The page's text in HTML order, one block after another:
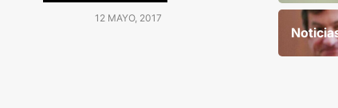
12 MAYO, 2017